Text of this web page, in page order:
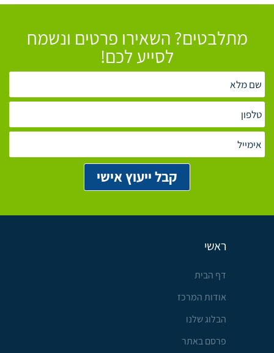
מתלבטים? השאירו פרטים ונשמח
לסייע לכם!
ראשי
דף הבית
אודות המרכז
הבלוג שלנו
פרסם באתר